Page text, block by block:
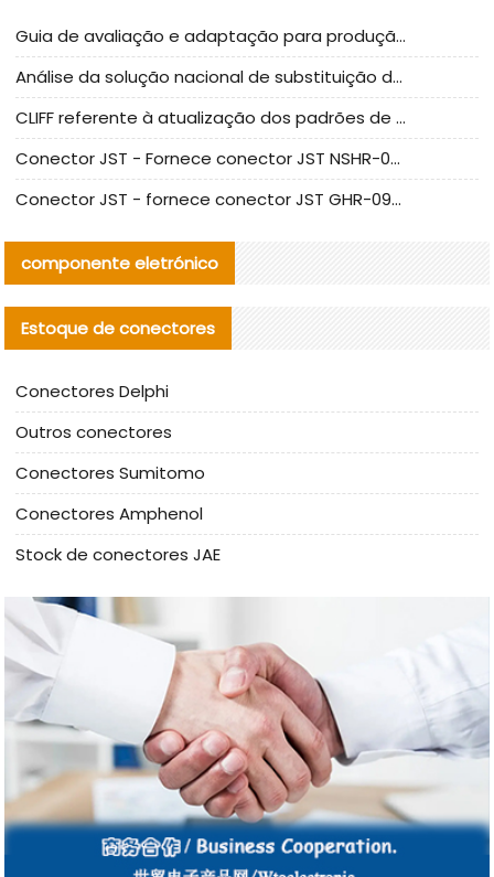
Guia de avaliação e adaptação para produção em massa de componentes de cabos nacionais CNC Tech
Análise da solução nacional de substituição da linha de alta frequência I-PEX
CLIFF referente à atualização dos padrões de teste de conectores nacionais
Conector JST - Fornece conector JST NSHR-02V-S original | substituto
Conector JST - fornece conector JST GHR-09V-S autêntico | substituto
componente eletrónico
Estoque de conectores
Conectores Delphi
Outros conectores
Conectores Sumitomo
Conectores Amphenol
Stock de conectores JAE